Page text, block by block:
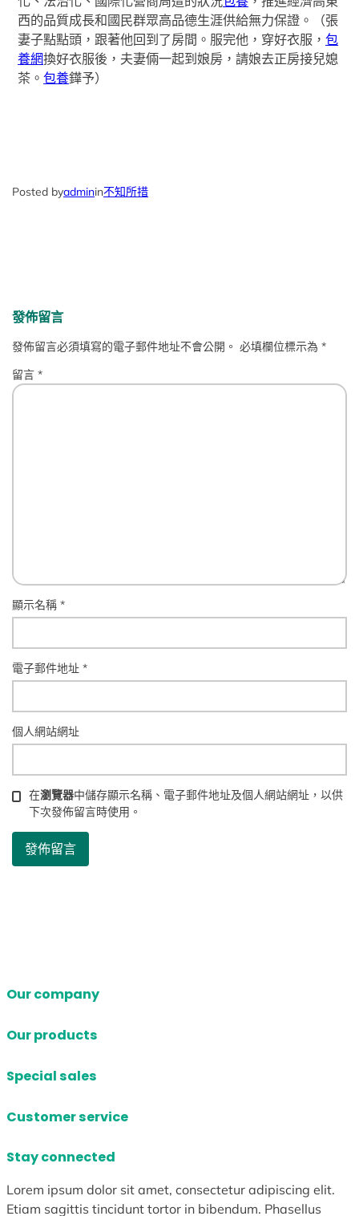
西的品質成長和國民群眾高品德生涯供給無力保證。（張
妻子點點頭，跟著他回到了房間。服完他，穿好衣服，包
養網換好衣服後，夫妻倆一起到娘房，請娘去正房接兒媳
茶。包養鏵予）
Posted byadminin不知所措
發佈留言
發佈留言必須填寫的電子郵件地址不會公開。 必填欄位標示為*
留言*
顯示名稱*
電子郵件地址*
個人網站網址
在瀏覽器中儲存顯示名稱、電子郵件地址及個人網站網址，以供
下次發佈留言時使用。
Our company
Our products
Special sales
Customer service
Stay connected
Lorem ipsum dolor sit amet, consectetur adipiscing elit.
Etiam sagittis tincidunt tortor in bibendum. Phasellus